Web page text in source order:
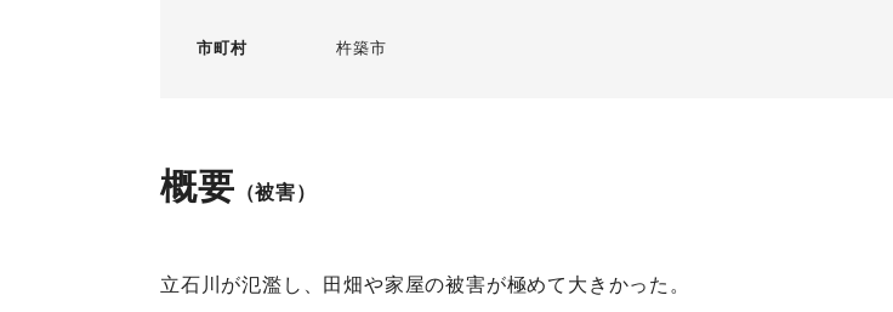
市町村 杵築市
概要 （被害）
立石川が氾濫し、田畑や家屋の被害が極めて大きかった。